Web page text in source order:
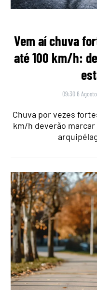
Vem aí chuva
até 100 km/h:
09:30 6
Chuva por vezes
km/h deverão